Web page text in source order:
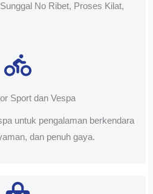
No Ribet, Proses Kilat,
Sport dan Vespa
untuk pengalaman berkendara
dan penuh gaya.